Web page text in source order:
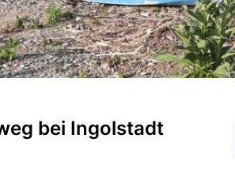
bei Ingolstadt